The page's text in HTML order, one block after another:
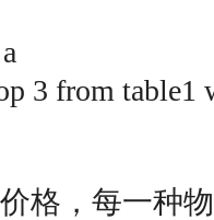
3 from table1
格，每一种